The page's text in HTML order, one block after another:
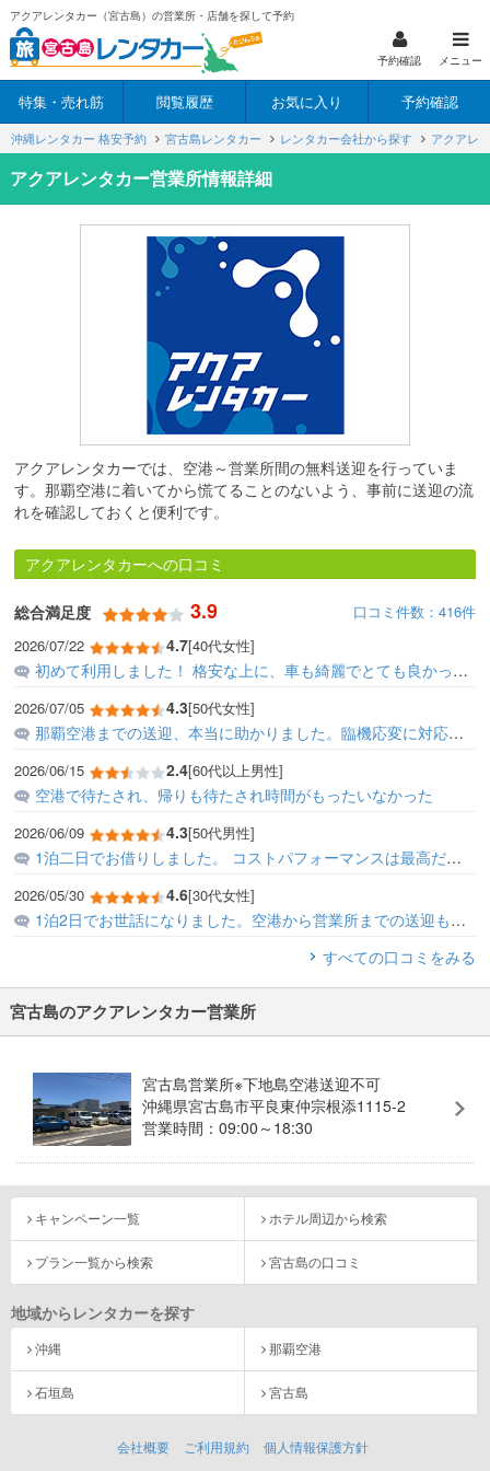
アクアレンタカー（宮古島）の営業所・店舗を探して予約
予約確認 メニュー
特集・売れ筋 閲覧履歴 お気に入り 予約確認
沖縄レンタカー 格安予約 宮古島レンタカー レンタカー会社から探す アクアレ
アクアレンタカー営業所情報詳細
アクアレンタカーでは、空港～営業所間の無料送迎を行っていま
す。那覇空港に着いてから慌てることのないよう、事前に送迎の流
れを確認しておくと便利です。
アクアレンタカーへの口コミ
総合満足度 3.9
口コミ件数：416件
2026/07/22
4.7[40代女性]
初めて利用しました！ 格安な上に、車も綺麗でとても良かったです。 また利用したいです！
2026/07/05 4.3[50代女性]
那覇空港までの送迎、本当に助かりました。臨機応変に対応していただき、受け渡しもスムーズです。事前にネットで支払いが良いと思いました。
2026/06/15 2.4[60代以上男性]
空港で待たされ、帰りも待たされ時間がもったいなかった
2026/06/09 4.3[50代男性]
1泊二日でお借りしました。 コストパフォーマンスは最高だと思います。 電話の対応、接客、丁寧です。 中古車と言う事ですが、ナビはスマフォで問題なく、馬力も問題ありません...
2026/05/30 4.6[30代女性]
1泊2日でお世話になりました。空港から営業所までの送迎も電話で丁寧に案内して頂き、安心感がありました。 価格もリーズナブルでありがたいです。また沖縄に来た際には利用した...
すべての口コミをみる
宮古島のアクアレンタカー営業所
宮古島営業所※下地島空港送迎不可
沖縄県宮古島市平良東仲宗根添1115-2
営業時間：09:00～18:30
キャンペーン一覧 ホテル周辺から検索
プラン一覧から検索 宮古島の口コミ
地域からレンタカーを探す
沖縄 那覇空港
石垣島 宮古島
会社概要 ご利用規約 個人情報保護方針